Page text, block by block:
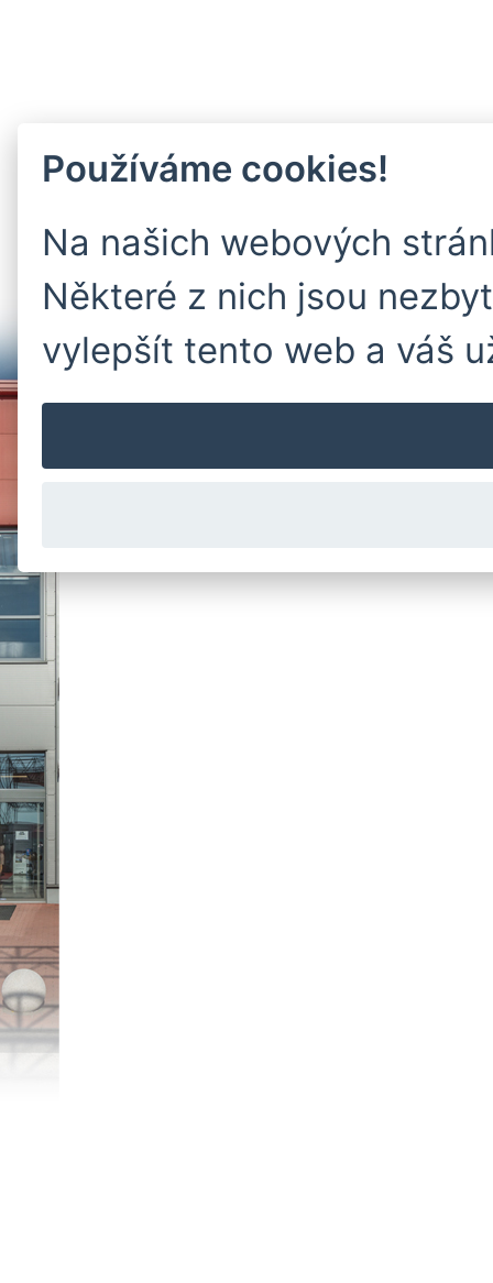
Používáme cookies!
Na našich webových
Některé z nich jsou
vylepšít tento web a váš